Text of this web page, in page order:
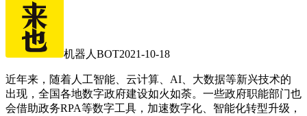
机器人BOT2021-10-18
近年来，随着人工智能、云计算、AI、大数据等新兴技术的
出现，全国各地数字政府建设如火如荼。一些政府职能部门也
会借助政务RPA等数字工具，加速数字化、智能化转型升级，